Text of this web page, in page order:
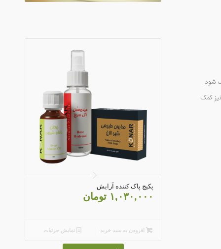
شود.
کمک
۵.۰۰
پکیج پاک کننده آرایش
۱,۰۳۰,۰۰۰ تومان
افزودن به سبد خرید نمایش جزئیات